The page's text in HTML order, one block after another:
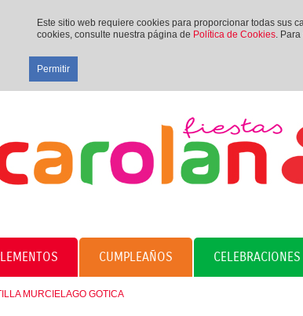
Este sitio web requiere cookies para proporcionar todas sus
cookies, consulte nuestra página de Política de Cookies.
Permitir
CUMPLEAÑOS CELEBRACIONES
MURCIELAGO GOTICA